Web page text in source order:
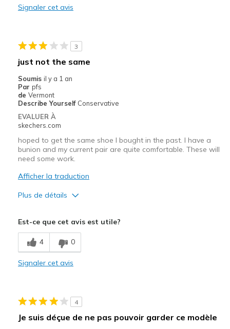
Had to return because being ¹/² size too tight
Casual Wear
Sizing
View On Shoes
I'm Into Shoes
Signaler cet avis
3
just not the same
Soumis il y a 1 an
Par pfs
de Vermont
Describe Yourself Conservative
EVALUER À
skechers.com
hoped to get the same shoe I bought in the past. I have a
bunion and my current pair are quite comfortable. These will
need some work.
Afficher la traduction
Plus de détails
Le contre
Need Break In
Sizing
View On Shoes
Shoes are for Wearing
Est-ce que cet avis est utile?
4 0
Signaler cet avis
4
Je suis déçue de ne pas pouvoir garder ce modèle